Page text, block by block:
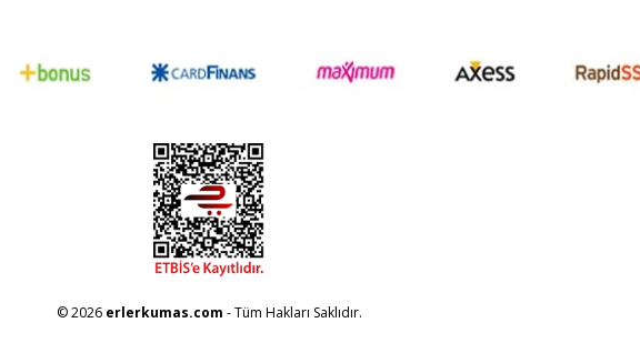
© 2026 erlerkumas.com - Tüm Hakları Saklıdır.